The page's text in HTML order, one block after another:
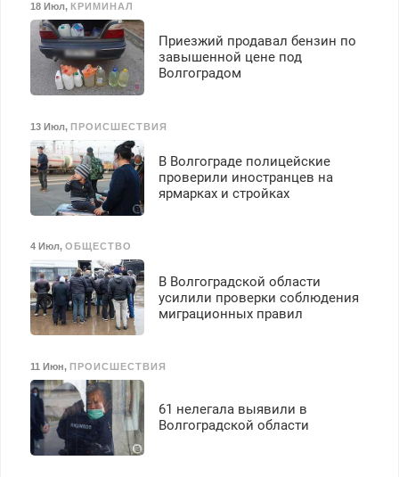
18 Июл, КРИМИНАЛ
Приезжий продавал бензин по
завышенной цене под
Волгоградом
13 Июл, ПРОИСШЕСТВИЯ
В Волгограде полицейские
проверили иностранцев на
ярмарках и стройках
4 Июл, ОБЩЕСТВО
В Волгоградской области
усилили проверки соблюдения
миграционных правил
11 Июн, ПРОИСШЕСТВИЯ
61 нелегала выявили в
Волгоградской области